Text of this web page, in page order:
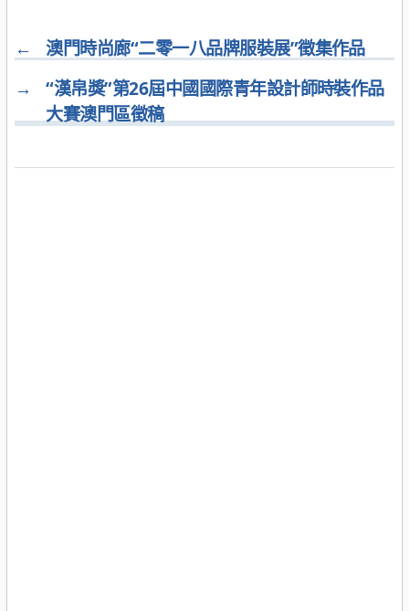
←
澳門時尚廊“二零一八品牌服裝展”徵集作品
→
“漢帛獎”第26屆中國國際青年設計師時裝作品
大賽澳門區徵稿